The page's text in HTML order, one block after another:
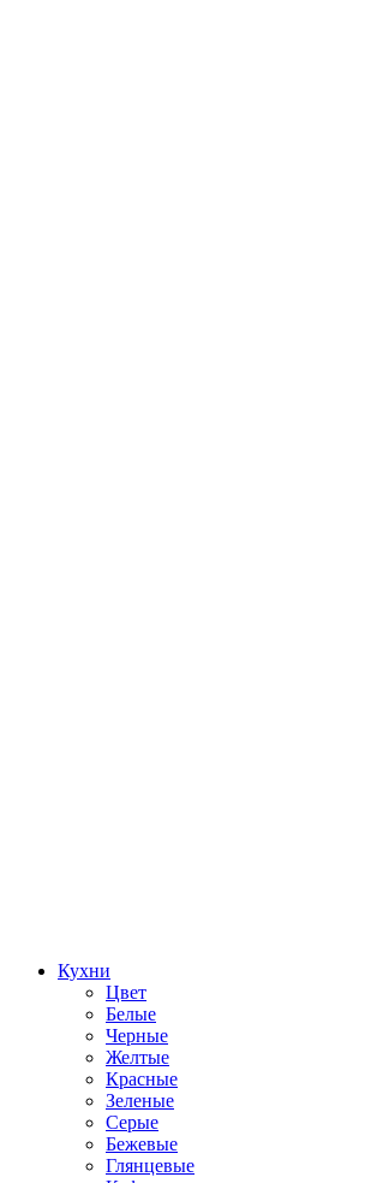
Кухни
Цвет
Белые
Черные
Желтые
Красные
Зеленые
Серые
Бежевые
Глянцевые